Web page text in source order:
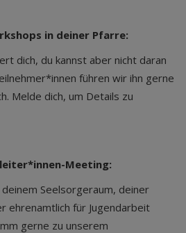
in deiner Pfarre:
dich, du kannst aber nicht daran
führen wir ihn gerne
Melde dich, um Details zu
Meeting:
Seelsorgeraum, deiner
ehrenamtlich für Jugendarbeit
gerne zu unserem